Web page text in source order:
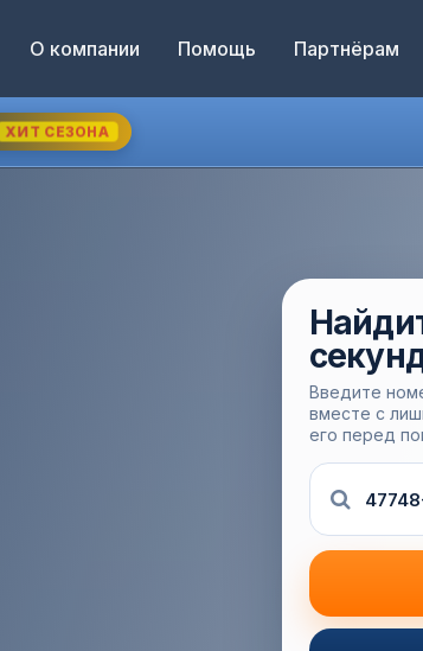
О компании Помощь Партнёрам
ХИТ СЕЗОНА
Введите
вместе с
его перед